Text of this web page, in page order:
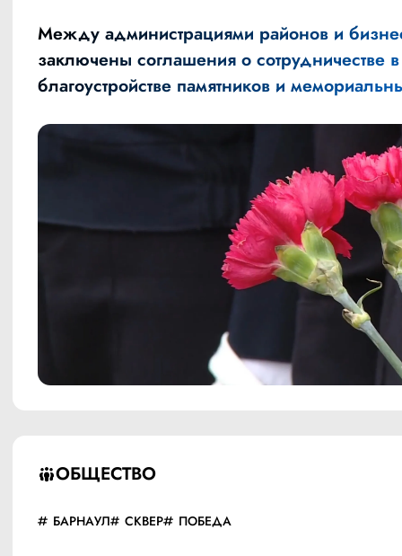
ОБЩЕСТВО
БАРНАУЛ СКВЕР ПОБЕДА
Между администрациями районов и
заключены соглашения о сотрудничестве в
благоустройстве памятников и